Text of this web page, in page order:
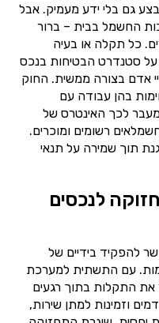
גם בלי ידע מעמיק. אבל
החשמל בבית – ברור
כל תקלה או בעיה
סטנדרט הבטיחות בנכס
אדם בצורה ממשית. החוק
בהן עבודה עם
לכך האינטרס של
רשומים ומוכרים.
תוך שמירה על תנאי
לנכסים
להפקיד בידיים של
עם התשתית למערכת
התקלות בתוך רגעים
וזמינות למתן שירות,